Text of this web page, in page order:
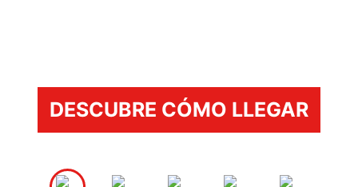
DESCUBRE CÓMO LLEGAR
Anterior